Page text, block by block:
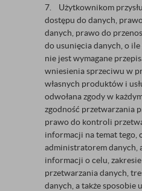
7. Użytkownikom
dostępu do danych,
danych, prawo do
do usunięcia danych, o
nie jest wymagane
wniesienia sprzeciwu w
własnych produktów i
odwołana zgody w
zgodność przetwarzania
prawo do kontroli
informacji na temat tego,
administratorem danych,
informacji o celu,
przetwarzania danych,
danych, a także sposobie